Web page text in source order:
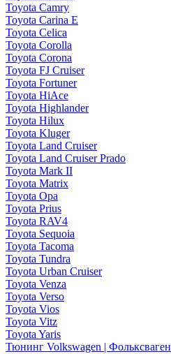
Toyota Camry
Toyota Carina E
Toyota Celica
Toyota Corolla
Toyota Corona
Toyota FJ Cruiser
Toyota Fortuner
Toyota HiAce
Toyota Highlander
Toyota Hilux
Toyota Kluger
Toyota Land Cruiser
Toyota Land Cruiser Prado
Toyota Mark II
Toyota Matrix
Toyota Opa
Toyota Prius
Toyota RAV4
Toyota Sequoia
Toyota Tacoma
Toyota Tundra
Toyota Urban Cruiser
Toyota Venza
Toyota Verso
Toyota Vios
Toyota Vitz
Toyota Yaris
Тюнинг Volkswagen | Фольксваген